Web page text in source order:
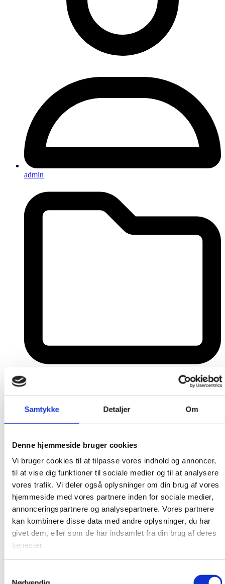
Samtykke Detaljer Om
Denne hjemmeside bruger cookies
Vi bruger cookies til at tilpasse vores indhold og annoncer,
til at vise dig funktioner til sociale medier og til at analysere
vores trafik. Vi deler også oplysninger om din brug af vores
hjemmeside med vores partnere inden for sociale medier,
annonceringspartnere og analysepartnere. Vores partnere
kan kombinere disse data med andre oplysninger, du har
givet dem, eller som de har indsamlet fra din brug af deres
tjenester.
admin
FBSF nyheder